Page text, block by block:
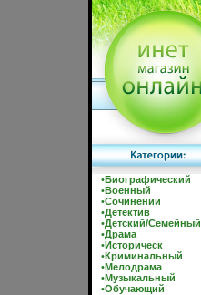
•Биографический
•Военный
•Сочинении
•Детектив
•Детский/Семейный
•Драма
•Историческ
•Криминальный
•Мелодрама
•Музыкальный
•Обучающий